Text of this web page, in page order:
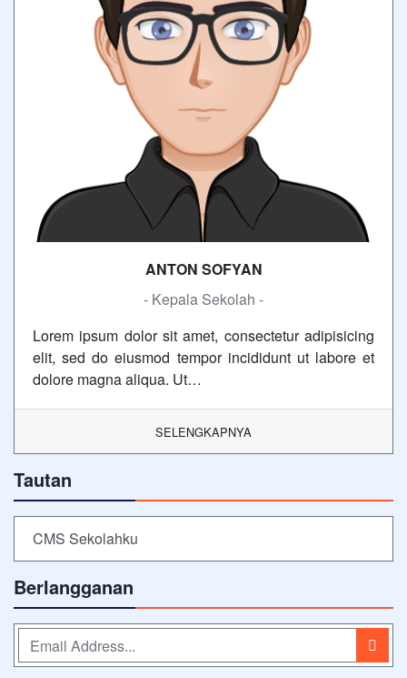
ANTON SOFYAN
- Kepala Sekolah -
Lorem ipsum dolor sit amet, consectetur adipisicing
elit, sed do eiusmod tempor incididunt ut labore et
dolore magna aliqua. Ut…
SELENGKAPNYA
Tautan
CMS Sekolahku
Berlangganan